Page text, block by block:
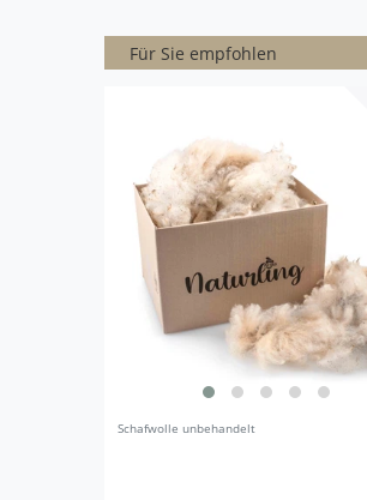
Für Sie empfohlen
Schafwolle unbehandelt